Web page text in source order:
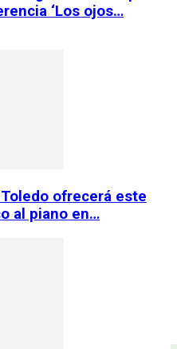
‘Los ojos…
ofrecerá este
al piano en…